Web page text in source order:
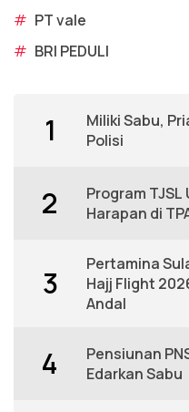
# PT vale
# BRI PEDULI
1
Miliki Sabu,
Polisi
2
Program
Harapan di
3
Pertamina
Hajj Flight
Andal
4
Pensiunan
Edarkan Sabu